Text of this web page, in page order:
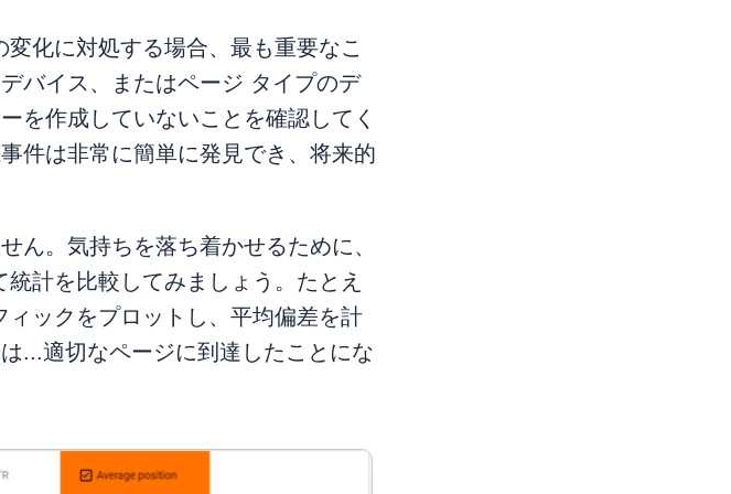
化に対処する場合、最も重要なこ
バイス、またはページ タイプのデ
を作成していないことを確認してく
件は非常に簡単に発見でき、将来的
ん。気持ちを落ち着かせるために、
計を比較してみましょう。たとえ
ックをプロットし、平均偏差を計
...適切なページに到達したことにな